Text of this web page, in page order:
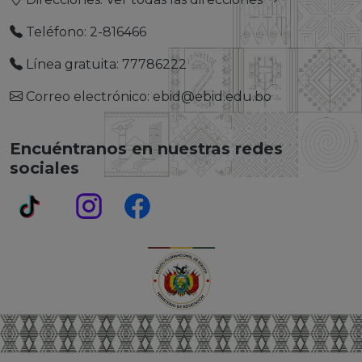
Teléfono: 2-816466
Línea gratuita: 77786222
Correo electrónico: ebid@ebid.edu.bo
Encuéntranos en nuestras redes
sociales